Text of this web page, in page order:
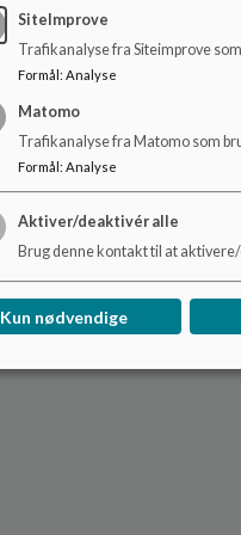
SiteImprove
Trafikanalyse fra Siteimprove
Formål : Analyse
Matomo
Trafikanalyse fra Matomo som
Formål : Analyse
Aktiver/deaktivér alle
Brug denne kontakt til at
Kun nødvendige